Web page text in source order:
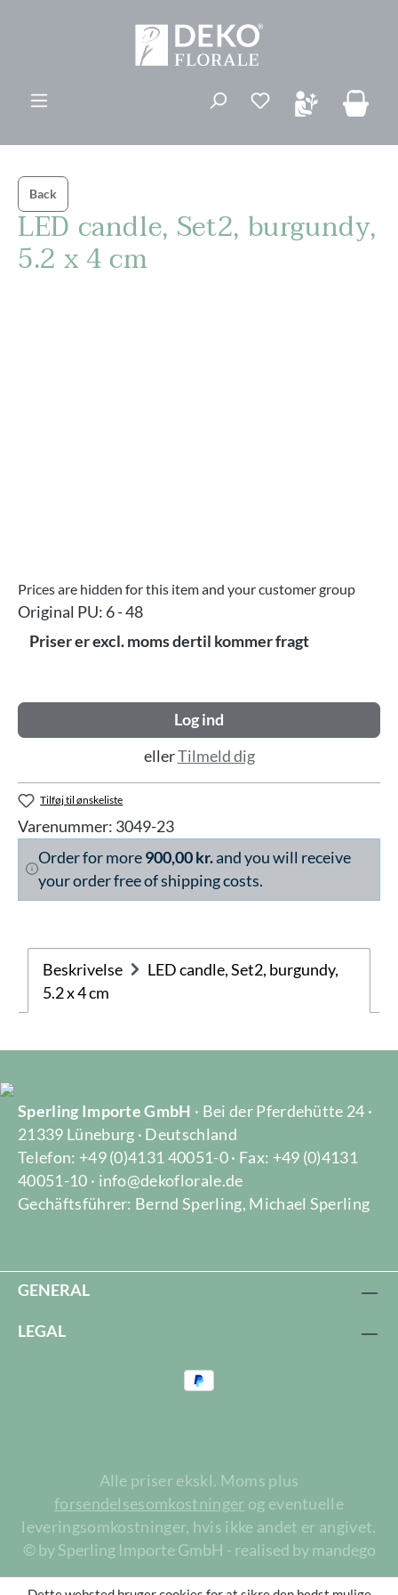
Du har 0
Back
LED candle, Set2, burgundy,
5.2 x 4 cm
Prices are hidden for this item and your customer group
Original PU: 6 - 48
Priser er excl. moms dertil kommer fragt
Log ind
ellerTilmeld dig
Tilføj til ønskeliste
Varenummer: 3049-23
Order for more900,00 kr.and you will receive
your order free of shipping costs.
Beskrivelse
LED candle, Set2, burgundy,
5.2 x 4 cm
Sperling Importe GmbH · Bei der Pferdehütte 24 ·
21339 Lüneburg · Deutschland
Telefon: +49 (0)4131 40051-0 · Fax: +49 (0)4131
40051-10 · info@dekoflorale.de
Gechäftsführer: Bernd Sperling, Michael Sperling
GENERAL
LEGAL
Alle priser ekskl. Moms plus
forsendelsesomkostninger og eventuelle
leveringsomkostninger, hvis ikke andet er angivet.
© by Sperling Importe GmbH - realised by mandego